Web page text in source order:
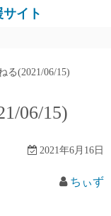
イト
る(2021/06/15)
06/15)
2021年6月16日
ちぃず